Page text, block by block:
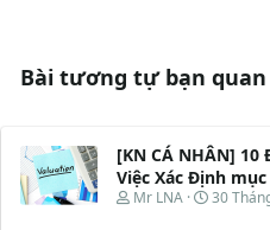
Bài tương tự bạn
[KN CÁ NHÂN] 10
Việc Xác Định mục
T
Mr LNA
N
30